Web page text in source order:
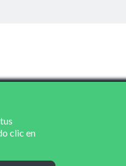
clic en